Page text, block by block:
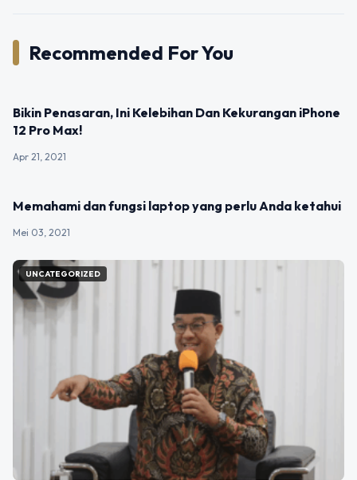
Recommended For You
Bikin Penasaran, Ini Kelebihan Dan Kekurangan iPhone
12 Pro Max!
Apr 21, 2021
Memahami dan fungsi laptop yang perlu Anda ketahui
Mei 03, 2021
UNCATEGORIZED